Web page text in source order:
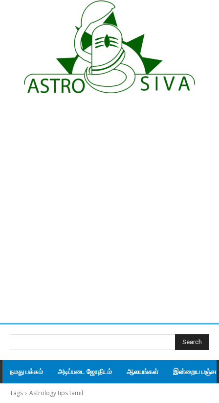
Search
நமது பக்கம் அடிப்படை ஜோதிடம் ஆலயங்கள் இன்றைய
Tags Astrology tips tamil